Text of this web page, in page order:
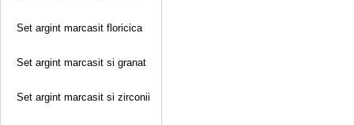
Set argint marcasit floricica
Set argint marcasit si granat
Set argint marcasit si zirconii